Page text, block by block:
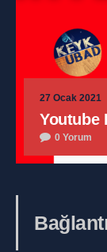
27 Ocak 2021
Youtube
0 Yorum